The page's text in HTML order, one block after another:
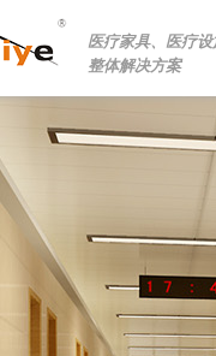
医疗家具、医疗
整体解决方案